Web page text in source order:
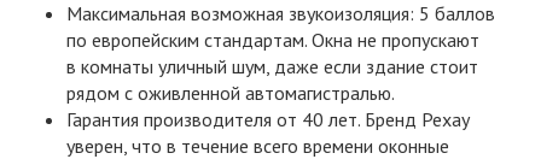
Максимальная возможная звукоизоляция: 5 баллов
по европейским стандартам. Окна не пропускают
в комнаты уличный шум, даже если здание стоит
рядом с оживленной автомагистралью.
Гарантия производителя от 40 лет. Бренд Рехау
уверен, что в течение всего времени оконные